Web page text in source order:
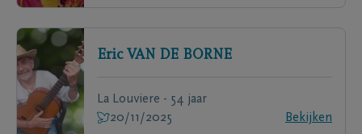
Eric VAN DE BORNE
La Louviere - 54 jaar
20/11/2025
Bekijken